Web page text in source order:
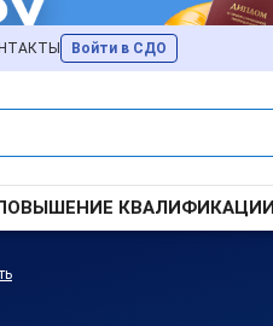
Войти в СДО
КВАЛИФИКАЦИИ